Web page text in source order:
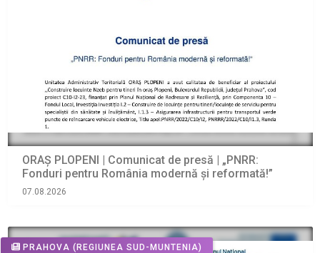
ORAŞ PLOPENI | Comunicat de presă | „PNRR:
Fonduri pentru România modernă și reformată!”
07.08.2026
PRAHOVA (REGIUNEA SUD-MUNTENIA)